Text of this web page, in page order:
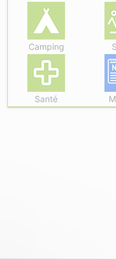
Camping
Santé